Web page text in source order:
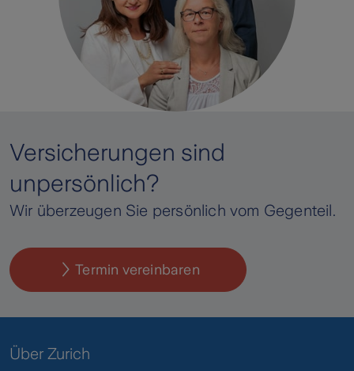
Versicherungen sind
unpersönlich?
Wir überzeugen Sie persönlich vom Gegenteil.
Termin vereinbaren
Über Zurich